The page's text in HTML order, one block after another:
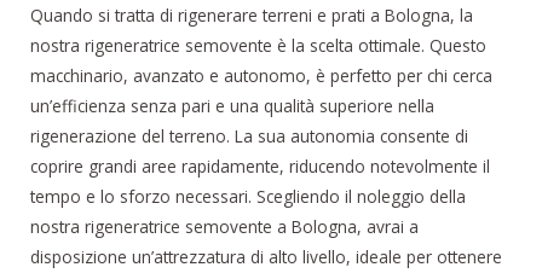
Quando si tratta di rigenerare terreni e prati a Bologna, la
nostra rigeneratrice semovente è la scelta ottimale. Questo
macchinario, avanzato e autonomo, è perfetto per chi cerca
un’efficienza senza pari e una qualità superiore nella
rigenerazione del terreno. La sua autonomia consente di
coprire grandi aree rapidamente, riducendo notevolmente il
tempo e lo sforzo necessari. Scegliendo il noleggio della
nostra rigeneratrice semovente a Bologna, avrai a
disposizione un’attrezzatura di alto livello, ideale per ottenere